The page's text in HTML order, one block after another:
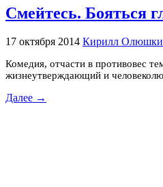
Смейтесь. Бояться
17 октября 2014 Кирилл
Комедия, отчасти в противовес
жизнеутверждающий и
Далее →